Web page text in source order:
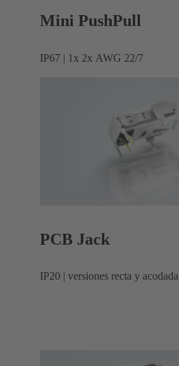
Mini PushPull
IP67 | 1x 2x AWG 22/7
PCB Jack
IP20 | versiones recta y acodada